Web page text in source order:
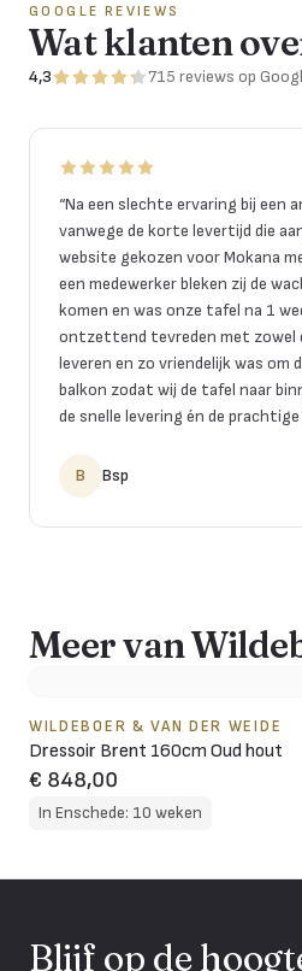
GOOGLE REVIEWS
Wat klanten
4,3 715 reviews op
“Na een slechte ervaring bij een
vanwege de korte levertijd die
website gekozen voor Mokana
een medewerker bleken zij de
komen en was onze tafel na 1
ontzettend tevreden met zowel
leveren en zo vriendelijk was
balkon zodat wij de tafel naar
de snelle levering én de
B Bsp
Meer van
WILDEBOER & VAN DER WEIDE
Dressoir Brent 160cm Oud hout
€ 848,00
In Enschede: 10 weken
Blijf op de